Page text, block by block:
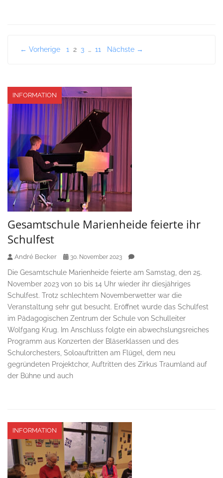
Seitennummerierung
← Vorherige 1 2 3 … 11 Nächste →
INFORMATION
Gesamtschule Marienheide feierte ihr
Schulfest
André Becker 30. November 2023
Die Gesamtschule Marienheide feierte am Samstag, den 25.
November 2023 von 10 bis 14 Uhr wieder ihr diesjähriges
Schulfest. Trotz schlechtem Novemberwetter war die
Veranstaltung sehr gut besucht. Eröffnet wurde das Schulfest
im Pädagogischen Zentrum der Schule von Schulleiter
Wolfgang Krug. Im Anschluss folgte ein abwechslungsreiches
Programm aus Konzerten der Bläserklassen und des
Schulorchesters, Soloauftritten am Flügel, dem neu
gegründeten Projektchor, Auftritten des Zirkus Traumland auf
der Bühne und auch
INFORMATION